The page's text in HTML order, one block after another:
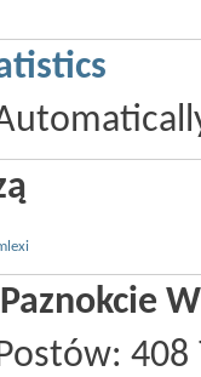
408